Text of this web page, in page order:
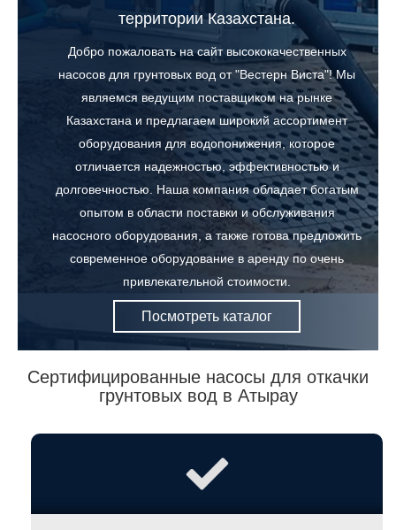
территории Казахстана.
Добро пожаловать на сайт высококачественных
насосов для грунтовых вод от "Вестерн Виста"! Мы
являемся ведущим поставщиком на рынке
Казахстана и предлагаем широкий ассортимент
оборудования для водопонижения, которое
отличается надежностью, эффективностью и
долговечностью. Наша компания обладает богатым
опытом в области поставки и обслуживания
насосного оборудования, а также готова предложить
современное оборудование в аренду по очень
привлекательной стоимости.
Посмотреть каталог
Сертифицированные насосы для откачки
грунтовых вод в Атырау